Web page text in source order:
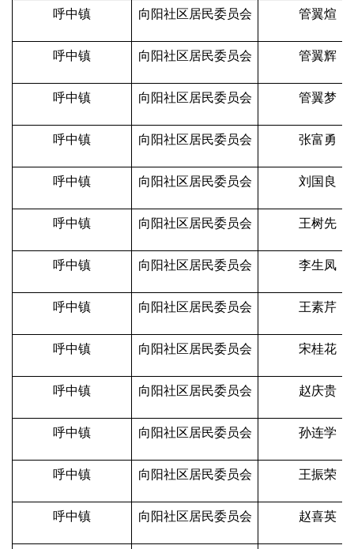
呼中镇 向阳社区居民委员会 管翼煊
呼中镇 向阳社区居民委员会 管翼辉
呼中镇 向阳社区居民委员会 管翼梦
呼中镇 向阳社区居民委员会 张富勇
呼中镇 向阳社区居民委员会 刘国良
呼中镇 向阳社区居民委员会 王树先
呼中镇 向阳社区居民委员会 李生凤
呼中镇 向阳社区居民委员会 王素芹
呼中镇 向阳社区居民委员会 宋桂花
呼中镇 向阳社区居民委员会 赵庆贵
呼中镇 向阳社区居民委员会 孙连学
呼中镇 向阳社区居民委员会 王振荣
呼中镇 向阳社区居民委员会 赵喜英